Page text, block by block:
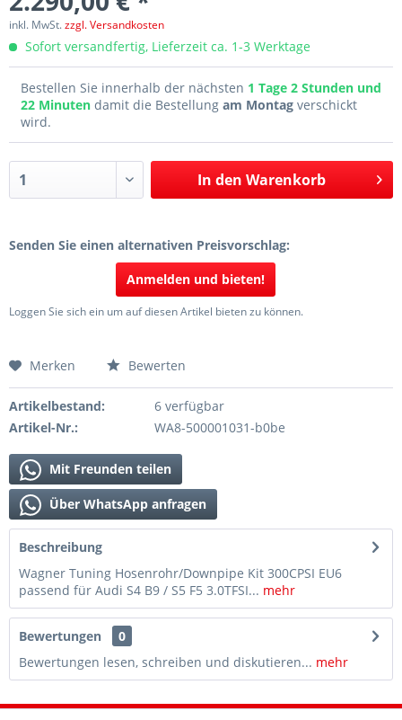
inkl. MwSt.zzgl. Versandkosten
Sofort versandfertig, Lieferzeit ca. 1-3 Werktage
Bestellen Sie innerhalb der nächsten 1 Tage 2 Stunden und
22 Minuten damit die Bestellung am Montag verschickt
wird.
In den Warenkorb
Senden Sie einen alternativen Preisvorschlag:
Anmelden und bieten!
Loggen Sie sich ein um auf diesen Artikel bieten zu können.
Merken Bewerten
Artikelbestand:
6 verfügbar
Artikel-Nr.:
WA8-500001031-b0be
Mit Freunden teilen
Über WhatsApp anfragen
Beschreibung
Wagner Tuning Hosenrohr/Downpipe Kit 300CPSI EU6
passend für Audi S4 B9 / S5 F5 3.0TFSI... mehr
Bewertungen
0
Bewertungen lesen, schreiben und diskutieren... mehr